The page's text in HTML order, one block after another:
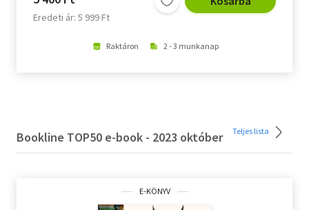
Eredeti ár: 5 999 Ft
Raktáron 2 - 3 munkanap
Bookline TOP50 e-book - 2023 október Teljes lista
E-KÖNYV